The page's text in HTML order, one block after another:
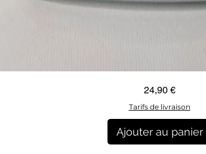
Aperçu rapide
Prix
24,90 €
Tarifs de livraison
Ajouter au panier